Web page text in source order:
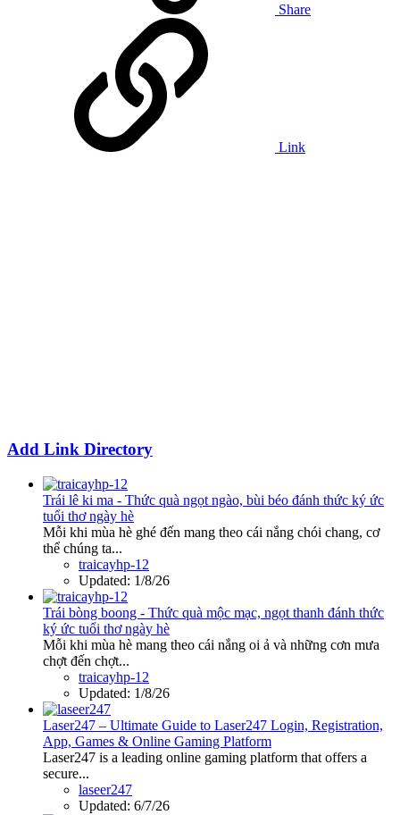
Share
Link
Add Link Directory
Trái lê ki ma - Thức quà ngọt ngào, bùi béo đánh thức ký ức
tuổi thơ ngày hè
Mỗi khi mùa hè ghé đến mang theo cái nắng chói chang, cơ
thể chúng ta...
traicayhp-12
Updated: 1/8/26
Trái bòng boong - Thức quà mộc mạc, ngọt thanh đánh thức
ký ức tuổi thơ ngày hè
Mỗi khi mùa hè mang theo cái nắng oi ả và những cơn mưa
chợt đến chợt...
traicayhp-12
Updated: 1/8/26
Laser247 – Ultimate Guide to Laser247 Login, Registration,
App, Games & Online Gaming Platform
Laser247 is a leading online gaming platform that offers a
secure...
laseer247
Updated: 6/7/26